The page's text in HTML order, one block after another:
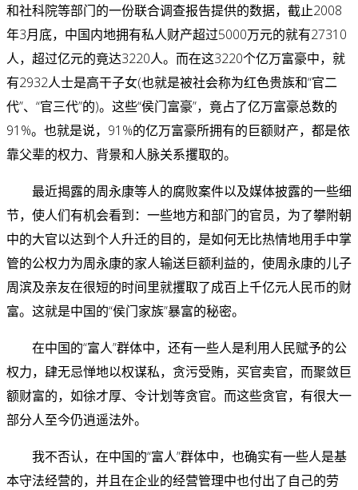
和社科院等部门的一份联合调查报告提供的数据，截止2008
年3月底，中国内地拥有私人财产超过5000万元的就有27310
人，超过亿元的竟达3220人。而在这3220个亿万富豪中，就
有2932人士是高干子女(也就是被社会称为红色贵族和“官二
代”、“官三代”的)。这些“侯门富豪”，竟占了亿万富豪总数的
91%。也就是说，91%的亿万富豪所拥有的巨额财产，都是依
靠父辈的权力、背景和人脉关系攫取的。
最近揭露的周永康等人的腐败案件以及媒体披露的一些细
节，使人们有机会看到：一些地方和部门的官员，为了攀附朝
中的大官以达到个人升迁的目的，是如何无比热情地用手中掌
管的公权力为周永康的家人输送巨额利益的，使周永康的儿子
周滨及亲友在很短的时间里就攫取了成百上千亿元人民币的财
富。这就是中国的“侯门家族”暴富的秘密。
在中国的“富人”群体中，还有一些人是利用人民赋予的公
权力，肆无忌惮地以权谋私，贪污受贿，买官卖官，而聚敛巨
额财富的，如徐才厚、令计划等贪官。而这些贪官，有很大一
部分人至今仍逍遥法外。
我不否认，在中国的“富人”群体中，也确实有一些人是基
本守法经营的，并且在企业的经营管理中也付出了自己的劳